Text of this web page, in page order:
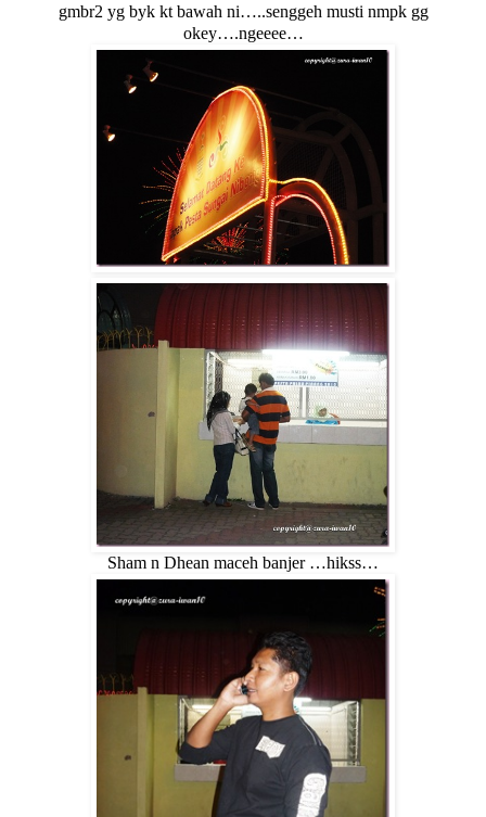
gmbr2 yg byk kt bawah ni…..senggeh musti nmpk gg
okey….ngeeee…
Sham n Dhean maceh banjer …hikss…